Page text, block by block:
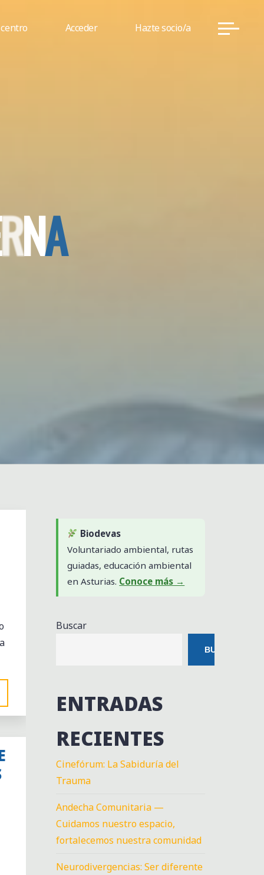
Acceder Hazte socio/a
RNA
Biodevas
Voluntariado ambiental, rutas
guiadas, educación ambiental
en Asturias. Conoce más →
Buscar
BUSCAR
ENTRADAS
RECIENTES
Cinefórum: La Sabiduría del
Trauma
Andecha Comunitaria —
Cuidamos nuestro espacio,
fortalecemos nuestra comunidad
Neurodivergencias: Ser diferente